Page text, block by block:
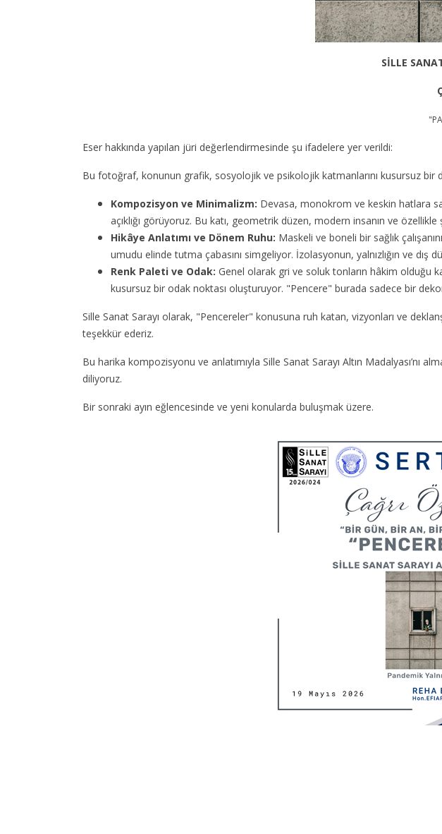
SİLLE
Eser hakkında yapılan jüri değerlendirmesinde şu ifadelere yer verildi:
Bu fotoğraf, konunun grafik, sosyolojik ve psikolojik katmanlarını kusursuz bir
Kompozisyon ve Minimalizm: Devasa, monokrom ve keskin hatlara
açıklığı görüyoruz. Bu katı, geometrik düzen, modern insanın ve
Hikâye Anlatımı ve Dönem Ruhu: Maskeli ve boneli bir sağlık
umudu elinde tutma çabasını simgeliyor. İzolasyonun, yalnızlığın ve
Renk Paleti ve Odak: Genel olarak gri ve soluk tonların hâkim olduğu
kusursuz bir odak noktası oluşturuyor. "Pencere" burada sadece bir
Sille Sanat Sarayı olarak, "Pencereler" konusuna ruh katan, vizyonları ve
teşekkür ederiz.
Bu harika kompozisyonu ve anlatımıyla Sille Sanat Sarayı Altın Madalyası’nı
diliyoruz.
Bir sonraki ayın eğlencesinde ve yeni konularda buluşmak üzere.